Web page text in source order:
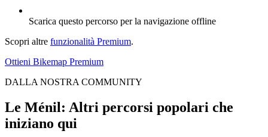
Scarica questo percorso per la navigazione offline
Scopri altre funzionalità Premium.
Ottieni Bikemap Premium
DALLA NOSTRA COMMUNITY
Le Ménil: Altri percorsi popolari che
iniziano qui